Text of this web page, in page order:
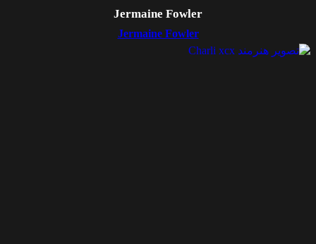
Jermaine Fowler
Jermaine Fowler